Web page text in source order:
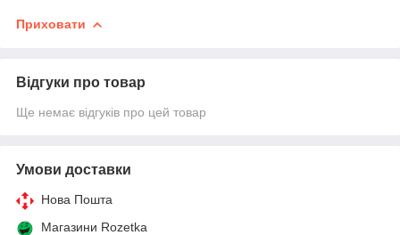
Приховати
Відгуки про товар
Ще немає відгуків про цей товар
Умови доставки
Нова Пошта
Магазини Rozetka